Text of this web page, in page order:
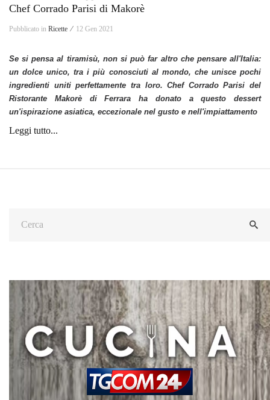
Chef Corrado Parisi di Makorè
Pubblicato in Ricette ⁄ 12 Gen 2021
Se si pensa al tiramisù, non si può far altro che pensare all'Italia:
un dolce unico, tra i più conosciuti al mondo, che unisce pochi
ingredienti uniti perfettamente tra loro. Chef Corrado Parisi del
Ristorante Makorè di Ferrara ha donato a questo dessert
un'ispirazione asiatica, eccezionale nel gusto e nell'impiattamento
Leggi tutto...